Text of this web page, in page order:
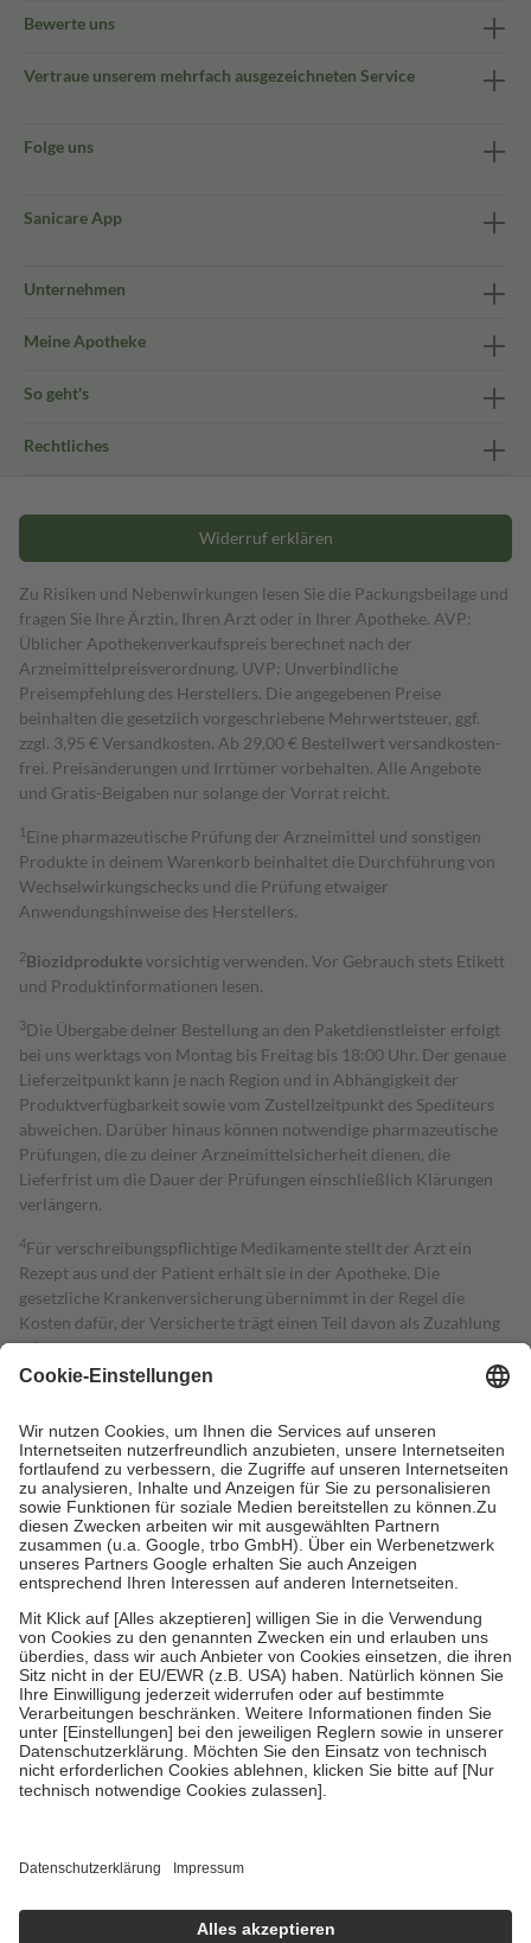
Bewerte uns
Vertraue unserem mehrfach ausgezeichneten Service
Folge uns
Sanicare App
Unternehmen
Meine Apotheke
So geht's
Rechtliches
Widerruf erklären
Zu Risiken und Nebenwirkungen lesen Sie die Packungsbeilage und
fragen Sie Ihre Ärztin, Ihren Arzt oder in Ihrer Apotheke. AVP:
Üblicher Apothekenverkaufspreis berechnet nach der
Arzneimittelpreisverordnung. UVP: Unverbindliche
Preisempfehlung des Herstellers. Die angegebenen Preise
beinhalten die gesetzlich vorgeschriebene Mehrwertsteuer, ggf.
zzgl. 3,95 € Versandkosten. Ab 29,00 € Bestell­wert versand­kosten­
frei. Preisänderungen und Irrtümer vorbehalten. Alle Angebote
und Gratis-Beigaben nur solange der Vorrat reicht.
1 Eine pharmazeutische Prüfung der Arzneimittel und sonstigen
Produkte in deinem Warenkorb beinhaltet die Durchführung von
Wechselwirkungschecks und die Prüfung etwaiger
Anwendungshinweise des Herstellers.
2Biozidproduktevorsichtig verwenden. Vor Gebrauch stets Etikett
und Produktinformationen lesen.
3Die Übergabe deiner Bestellung an den Paketdienstleister erfolgt
bei uns werktags von Montag bis Freitag bis 18:00 Uhr. Der genaue
Lieferzeitpunkt kann je nach Region und in Abhängigkeit der
Produktverfügbarkeit sowie vom Zustellzeitpunkt des Spediteurs
abweichen. Darüber hinaus können notwendige pharmazeutische
Prüfungen, die zu deiner Arzneimittelsicherheit dienen, die
Lieferfrist um die Dauer der Prüfungen einschließlich Klärungen
verlängern.
4Für verschreibungspflichtige Medikamente stellt der Arzt ein
Rezept aus und der Patient erhält sie in der Apotheke. Die
gesetzliche Krankenversicherung übernimmt in der Regel die
Kosten dafür, der Versicherte trägt einen Teil davon als Zuzahlung
mit.
Grundsätzlich leisten Mitglieder Zuzahlungen in Höhe von zehn
höchstens zehn Euro.
Es sind jedoch nie mehr als die tatsächlichen
Kosten der Leistung zu entrichten.
Diese Regeln gelten grundsätzlich auch für Online-Apotheken.
Bei Heilmitteln und häuslicher Krankenpflege beträgt die
Zuzahlung zehn Prozent der Kosten sowie zehn Euro je
Verordnung.
Um das Engagement der Versicherten für ihre eigene Gesundheit zu
stärken und die besondere Stellung der Familie zu unterstützen,
fallenkeine Zuzahlungenan bei:
• Kindern und Jugendlichen bis zum vollendeten 18. Lebensjahr
mit Ausnahme der Fahrkosten
• Untersuchungen zur Vorsorge und Früherkennung, die von der
GKV getragen werden
• empfohlenen Schutzimpfungen
• Harn- und Blutteststreifen
getroffen, um sicherzustellen, dass es sich um echte Bewertungen
https://help.etrusted.com/hc/de/articles/4419944605341